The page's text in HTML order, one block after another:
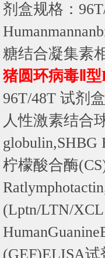
剂盒规格：
糖结合凝集素
猪圆环病毒Ⅱ型
96T/48T 试剂盒
人性激素结合
globulin,SHBG
柠檬酸合酶
(Lptn/LTN/
(GEF)ELISA试